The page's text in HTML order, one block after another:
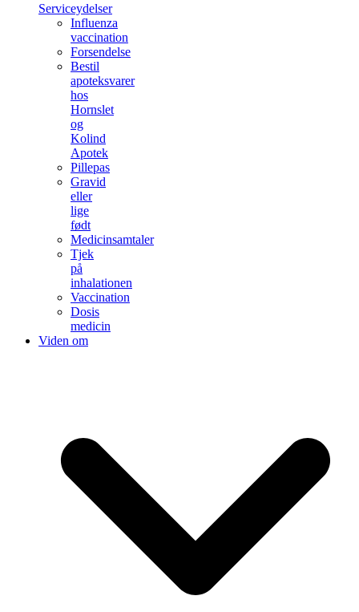
Serviceydelser
Influenza
vaccination
Forsendelse
Bestil
apoteksvarer
hos
Hornslet
og
Kolind
Apotek
Pillepas
Gravid
eller
lige
født
Medicinsamtaler
Tjek
på
inhalationen
Vaccination
Dosis
medicin
Viden om